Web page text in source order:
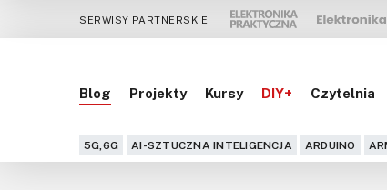
SERWISY PARTNERSKIE:
Blog Projekty Kursy DIY+ Czytelnia
5G,6G AI-SZTUCZNA INTELIGENCJA ARDUINO